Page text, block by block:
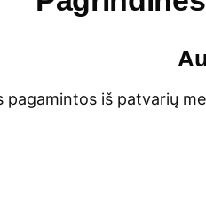
pagamintos iš patvarių